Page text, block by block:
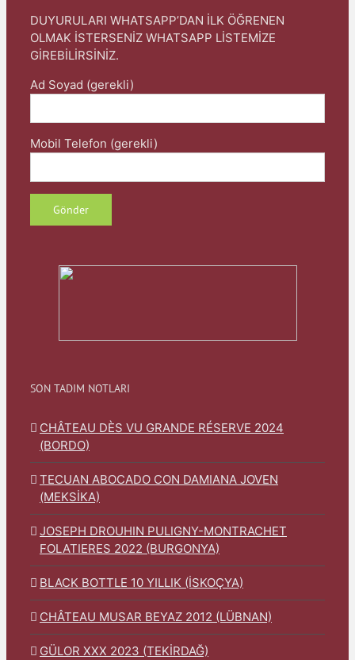
DUYURULARI WHATSAPP’DAN İLK ÖĞRENEN
OLMAK İSTERSENİZ WHATSAPP LİSTEMİZE
GİREBİLİRSİNİZ.
Ad Soyad (gerekli)
Mobil Telefon (gerekli)
SON TADIM NOTLARI
CHÂTEAU DÈS VU GRANDE RÉSERVE 2024
(BORDO)
TECUAN ABOCADO CON DAMIANA JOVEN
(MEKSİKA)
JOSEPH DROUHIN PULIGNY-MONTRACHET
FOLATIERES 2022 (BURGONYA)
BLACK BOTTLE 10 YILLIK (İSKOÇYA)
CHÂTEAU MUSAR BEYAZ 2012 (LÜBNAN)
GÜLOR XXX 2023 (TEKİRDAĞ)